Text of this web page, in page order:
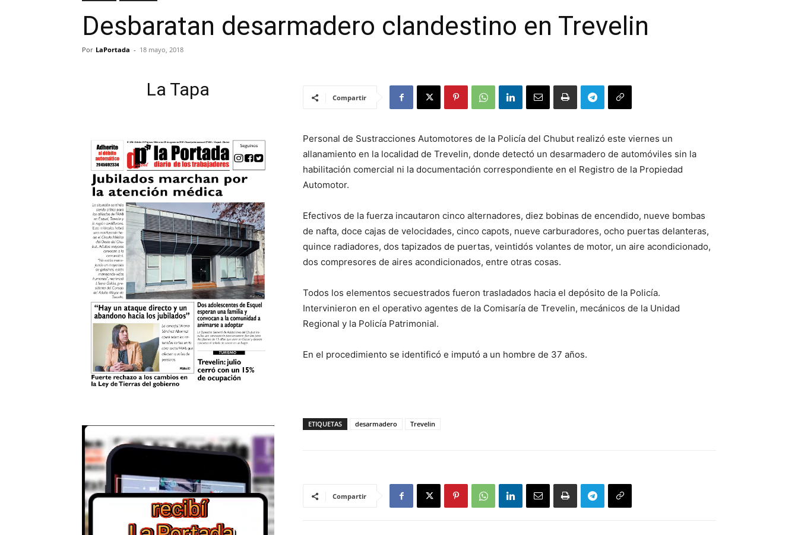
Desbaratan desarmadero clandestino en Trevelin
Por LaPortada - 18 mayo, 2018
Compartir
Personal de Sustracciones Automotores de la Policía del Chubut realizó este viernes un
allanamiento en la localidad de Trevelin, donde detectó un desarmadero de automóviles sin la
habilitación comercial ni la documentación correspondiente en el Registro de la Propiedad
Automotor.
Efectivos de la fuerza incautaron cinco alternadores, diez bobinas de encendido, nueve bombas
de nafta, doce cajas de velocidades, cinco capots, nueve carburadores, ocho puertas delanteras,
quince radiadores, dos tapizados de puertas, veintidós volantes de motor, un aire acondicionado,
dos compresores de aires acondicionados, entre otras cosas.
Todos los elementos secuestrados fueron trasladados hacia el depósito de la Policía.
Intervinieron en el operativo agentes de la Comisaría de Trevelin, mecánicos de la Unidad
Regional y la Policía Patrimonial.
En el procedimiento se identificó e imputó a un hombre de 37 años.
ETIQUETAS desarmadero Trevelin
Compartir
La Tapa